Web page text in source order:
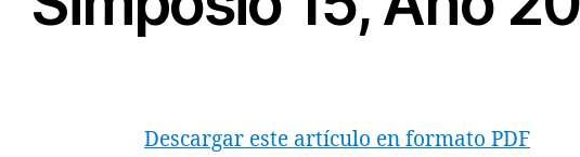
Descargar este artículo en formato PDF